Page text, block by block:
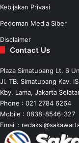
Kebijakan Privasi
Pedoman Media Siber
Disclaimer
Contact Us
Plaza Simatupang Lt. 6
Jl. TB. Simatupang Kav.
Kby. Lama, Jakarta
Phone : 021 2784 6264
Mobile : 0838-8546-327
Email :